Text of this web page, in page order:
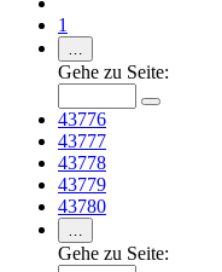
1
…
Gehe zu Seite:
43776
43777
43778
43779
43780
…
Gehe zu Seite: